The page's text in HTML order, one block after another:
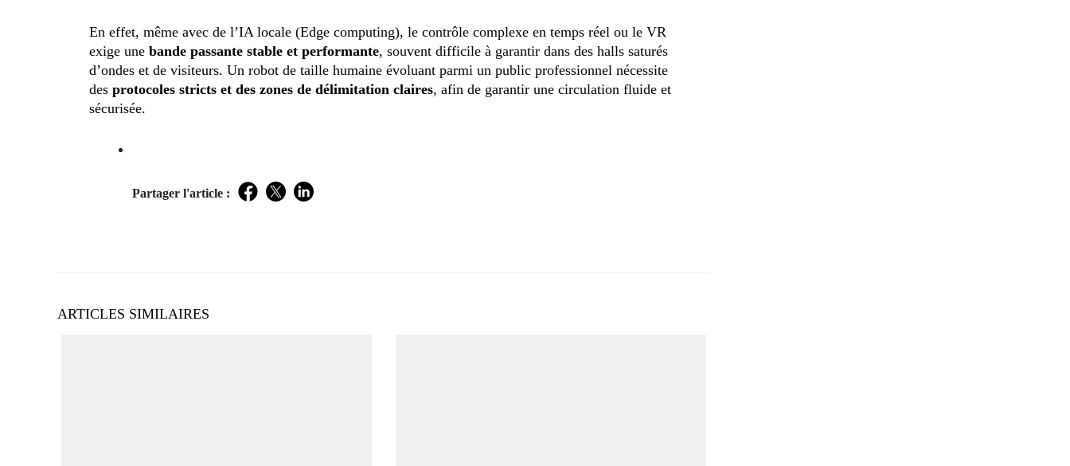
En effet, même avec de l’IA locale (Edge computing), le contrôle complexe en temps réel ou le VR
exige une bande passante stable et performante, souvent difficile à garantir dans des halls saturés
d’ondes et de visiteurs. Un robot de taille humaine évoluant parmi un public professionnel nécessite
des protocoles stricts et des zones de délimitation claires, afin de garantir une circulation fluide et
sécurisée.
Partager l'article : Facebook
TwitterLinkedIn
ARTICLES SIMILAIRES